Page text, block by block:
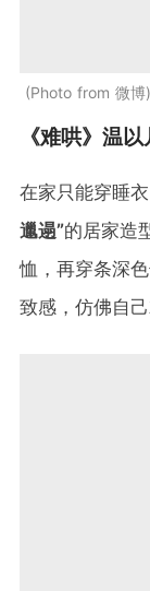
Photo from 微博
《难哄》温
在家只能穿睡
邋遢”的居家造
恤，再穿条深
致感，仿佛自